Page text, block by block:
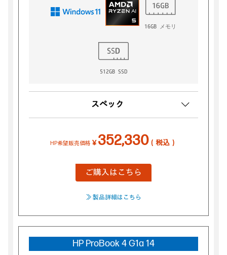
16GB メモリ
512GB SSD
スペック
HP希望販売価格 ￥352,330（税込）
ご購入はこちら
≫ 製品詳細はこちら
HP ProBook 4 G1a 14